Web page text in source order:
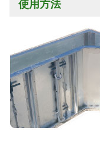
使用方法